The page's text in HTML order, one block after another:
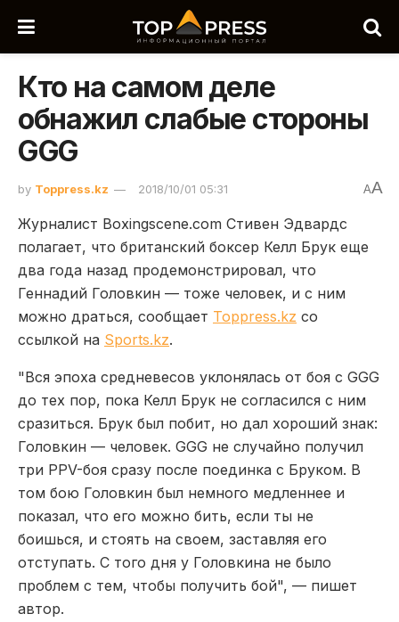
Кто на самом деле
обнажил слабые стороны
GGG
by Toppress.kz 2018/10/01 05:31 AA
Журналист Boxingscene.com Стивен Эдвардс
полагает, что британский боксер Келл Брук еще
два года назад продемонстрировал, что
Геннадий Головкин — тоже человек, и с ним
можно драться, сообщает Toppress.kz со
ссылкой на Sports.kz.
"Вся эпоха средневесов уклонялась от боя с GGG
до тех пор, пока Келл Брук не согласился с ним
сразиться. Брук был побит, но дал хороший знак:
Головкин — человек. GGG не случайно получил
три PPV-боя сразу после поединка с Бруком. В
том бою Головкин был немного медленнее и
показал, что его можно бить, если ты не
боишься, и стоять на своем, заставляя его
отступать. С того дня у Головкина не было
проблем с тем, чтобы получить бой", — пишет
автор.